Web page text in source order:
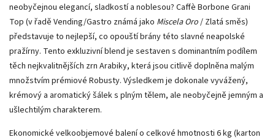
neobyčejnou elegancí, sladkostí a noblesou? Caffè Borbone Grani
Top (v řadě Vending/Gastro známá jako Miscela Oro/ Zlatá směs)
představuje to nejlepší, co opouští brány této slavné neapolské
pražírny. Tento exkluzivní blend je sestaven s dominantním podílem
těch nejkvalitnějších zrn Arabiky, která jsou citlivě doplněna malým
množstvím prémiové Robusty. Výsledkem je dokonale vyvážený,
krémový a aromatický šálek s plným tělem, ale neobyčejně jemným a
ušlechtilým charakterem.
Ekonomické velkoobjemové balení o celkové hmotnosti 6 kg (karton